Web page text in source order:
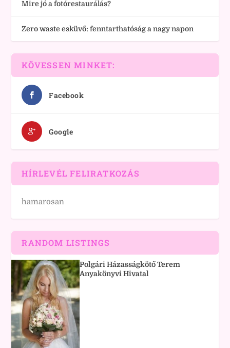
Mire jó a fotórestaurálás?
Zero waste esküvő: fenntarthatóság a nagy napon
KÖVESSEN MINKET:
Facebook
Google
HÍRLEVÉL FELIRATKOZÁS
hamarosan
RANDOM LISTINGS
Polgári Házasságkötő Terem
Anyakönyvi Hivatal